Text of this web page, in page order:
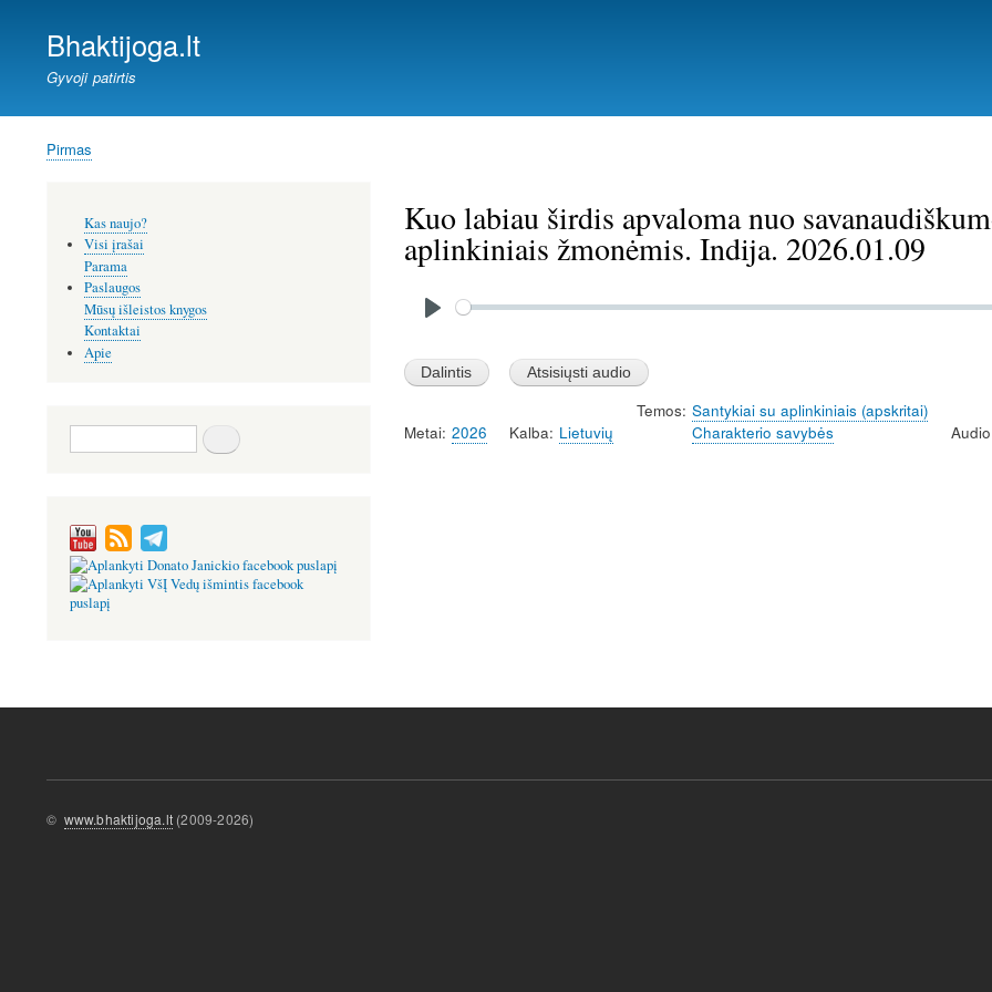
Bhaktijoga.lt
Gyvoji patirtis
Kelias
Pirmas
Kuo labiau širdis apvaloma nuo
aplinkiniais žmonėmis. Indija. 2026.01.09
l
a
Metai 2026 Kalba Lietuvių
Temos Santykiai su aplinkiniais (apskritai)
Charakterio savybės
meniu
Kas naujo?
Visi įrašai
Parama
Paslaugos
Mūsų išleistos knygos
Kontaktai
Apie
Paieška
© www.bhaktijoga.lt (2009-2026)